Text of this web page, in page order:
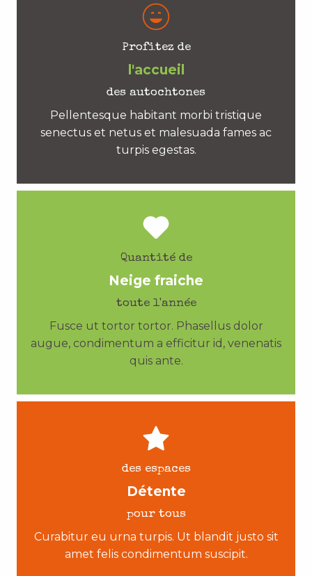
Profitez de
l'accueil
des autochtones
Pellentesque habitant morbi tristique
senectus et netus et malesuada fames ac
turpis egestas.
Quantité de
Neige fraiche
toute l'année
Fusce ut tortor tortor. Phasellus dolor
augue, condimentum a efficitur id, venenatis
quis ante.
des espaces
Détente
pour tous
Curabitur eu urna turpis. Ut blandit justo sit
amet felis condimentum suscipit.